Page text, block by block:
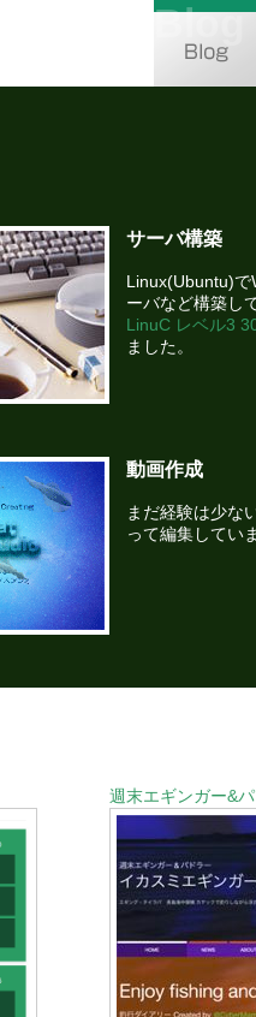
Blog
サーバ構築
Linux(Ubuntu)
ーバなど構築し
LinuC レベル3
ました。
動画作成
まだ経験は少な
って編集してい
週末エギンガー&